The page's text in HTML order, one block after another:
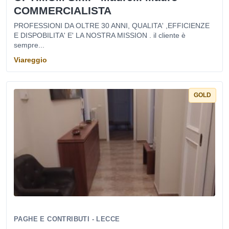
COMMERCIALISTA
PROFESSIONI DA OLTRE 30 ANNI, QUALITA' ,EFFICIENZE
E DISPOBILITA' E' LA NOSTRA MISSION . il cliente è
sempre...
Viareggio
GOLD
PAGHE E CONTRIBUTI - LECCE